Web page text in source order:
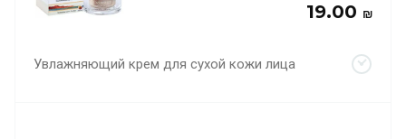
19.00 ₪
Увлажняющий крем для сухой кожи лица